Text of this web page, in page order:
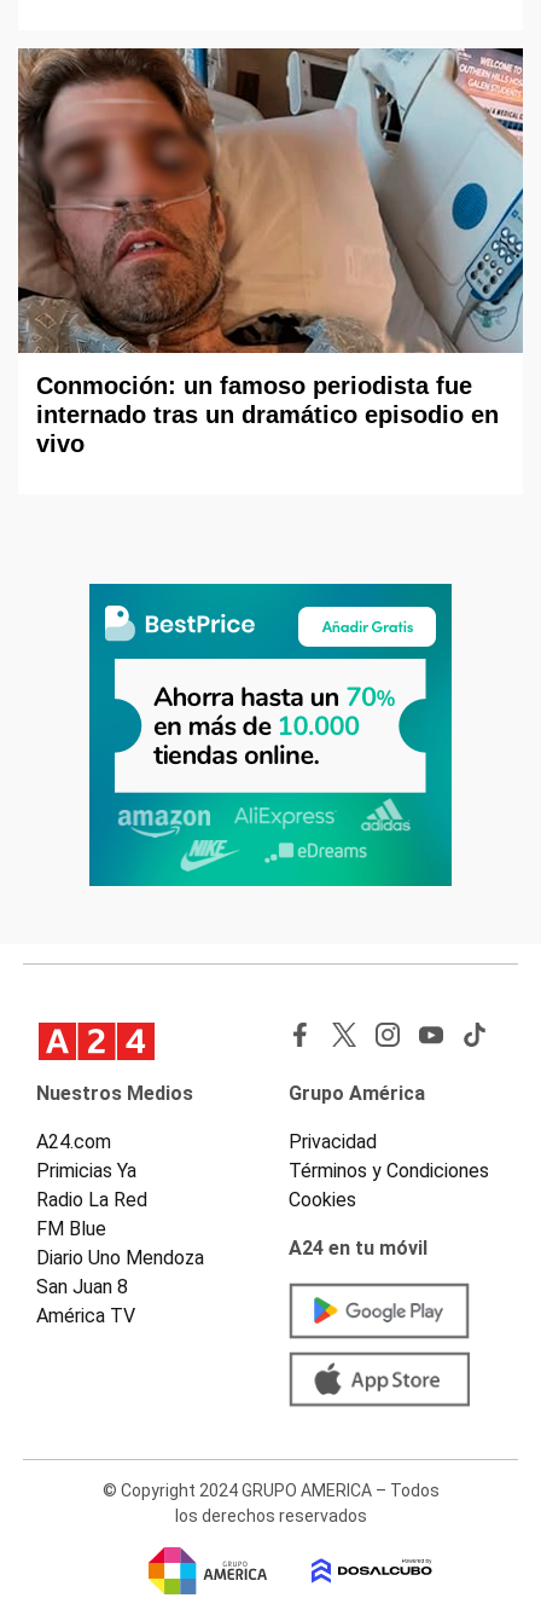
Conmoción: un famoso periodista fue
internado tras un dramático episodio en
vivo
Nuestros Medios
A24.com
Primicias Ya
Radio La Red
FM Blue
Diario Uno Mendoza
San Juan 8
América TV
Grupo América
Privacidad
Términos y Condiciones
Cookies
A24 en tu móvil
© Copyright 2024 GRUPO AMERICA – Todos
los derechos reservados